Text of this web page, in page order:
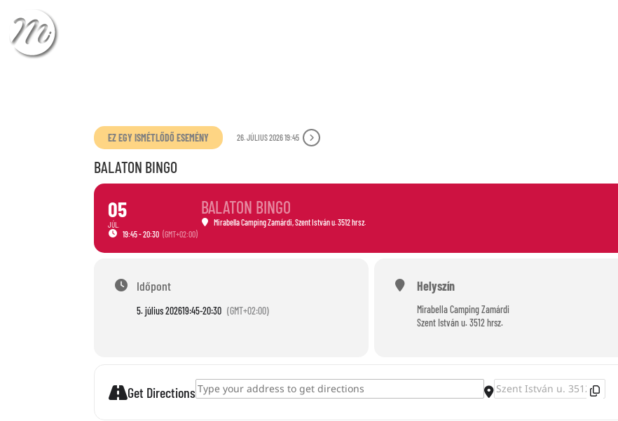
EZ EGY ISMÉTLŐDŐ ESEMÉNY 26. JÚLIUS 2026 19:45
BALATON BINGO
05
JÚL.
19:45 - 20:30 (GMT+02:00)
BALATON BINGO
Mirabella Camping Zamárdi , Szent István u. 3512 hrsz.
Időpont
5. július 202619:45-20:30 (GMT+02:00)
Helyszín
Mirabella Camping Zamárdi
Szent István u. 3512 hrsz.
Get DirectionsAddress - Balaton Bingo [] Destination Address - Balaton Bingo []